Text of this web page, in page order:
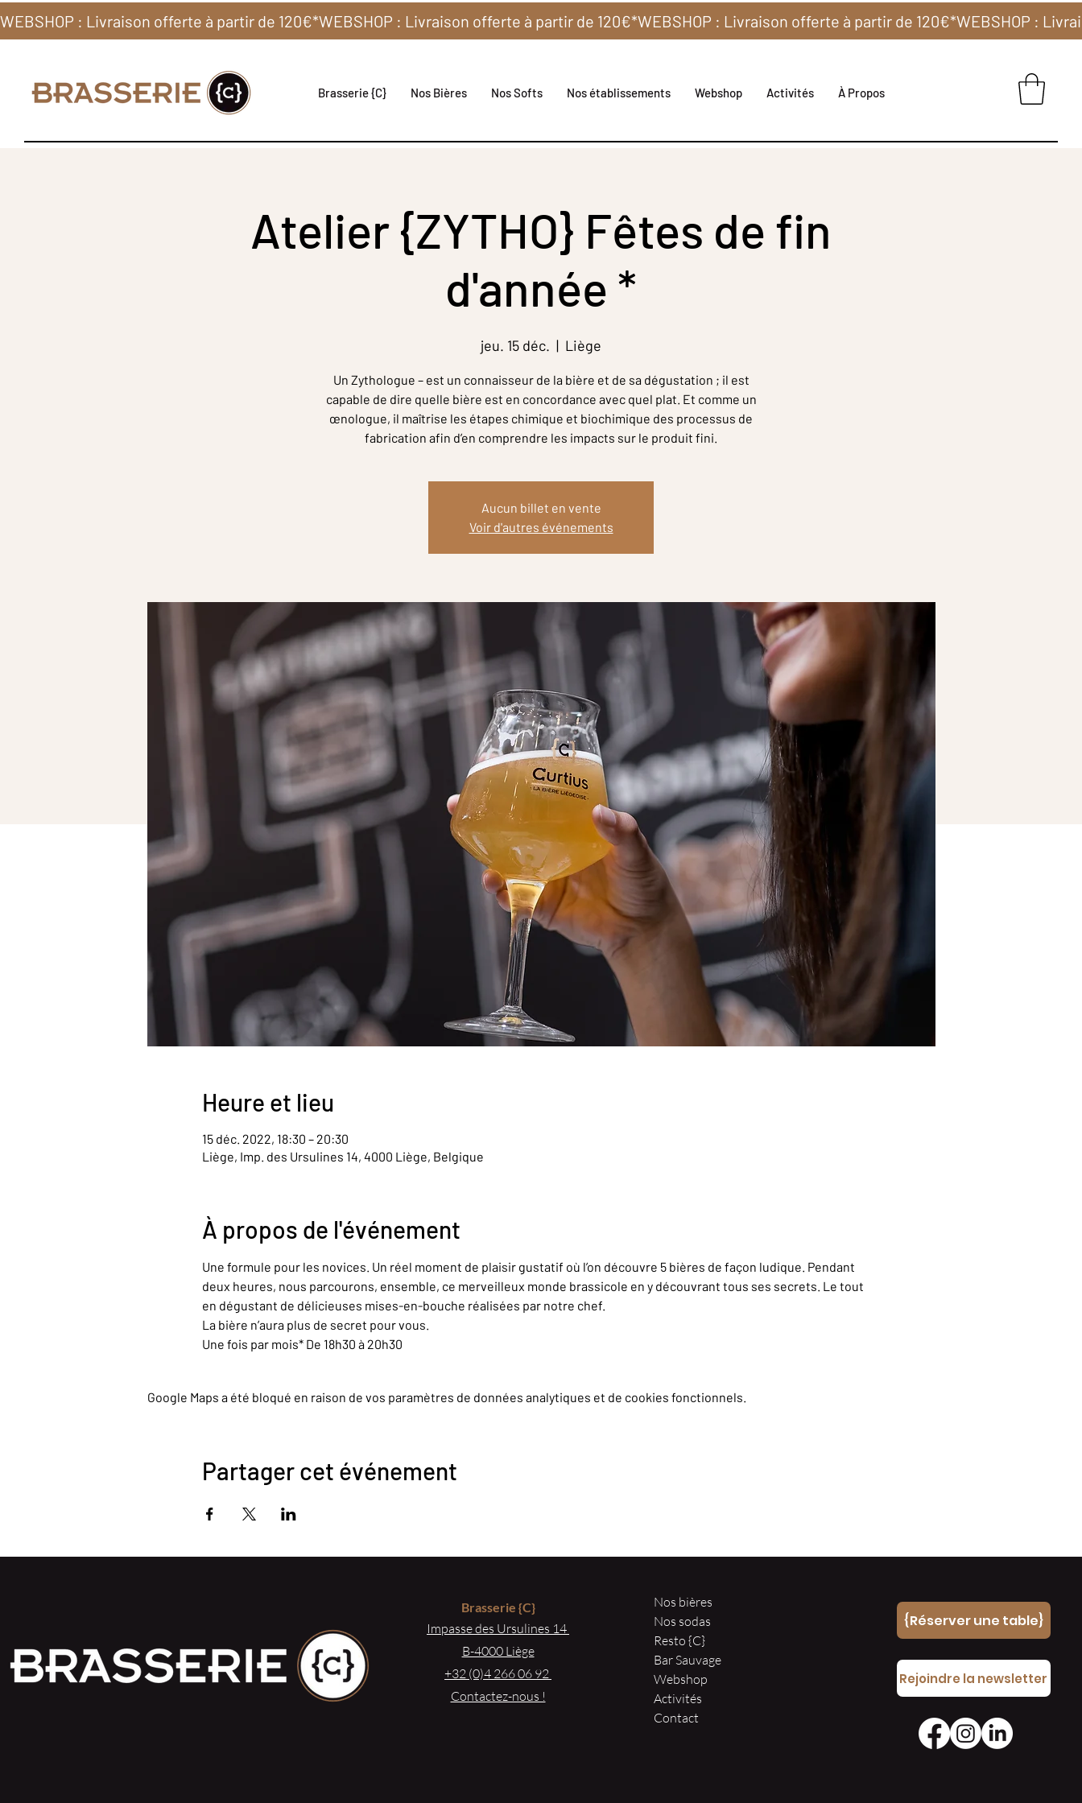
WEBSHOP : Livraison offerte à partir de 120€*
Brasserie {C} Nos Bières Nos Softs Nos établissements Webshop Activités À Propos
Atelier {ZYTHO} Fêtes de fin
d'année *
jeu. 15 déc.
  |
Liège
Un Zythologue – est un connaisseur de la bière et de sa dégustation ; il est
capable de dire quelle bière est en concordance avec quel plat. Et comme un
œnologue, il maîtrise les étapes chimique et biochimique des processus de
fabrication afin d’en comprendre les impacts sur le produit fini.
Aucun billet en vente
Voir d'autres événements
Heure et lieu
15 déc. 2022, 18:30 – 20:30
Liège, Imp. des Ursulines 14, 4000 Liège, Belgique
À propos de l'événement
Une formule pour les novices. Un réel moment de plaisir gustatif où l’on découvre 5 bières de façon ludique. Pendant
deux heures, nous parcourons, ensemble, ce merveilleux monde brassicole en y découvrant tous ses secrets. Le tout
en dégustant de délicieuses mises-en-bouche réalisées par notre chef.
La bière n’aura plus de secret pour vous.
Une fois par mois* De 18h30 à 20h30
Google Maps a été bloqué en raison de vos paramètres de données analytiques et de cookies fonctionnels.
Partager cet événement
Brasserie{C}
Impasse des Ursulines 14
B-4000 Liège
+32 (0)4 266 06 92
Contactez-nous !
Nos bières
Nos sodas
Resto {C}
Bar Sauvage
Webshop
Activités
Contact
{Réserver une table}
Rejoindre la newsletter